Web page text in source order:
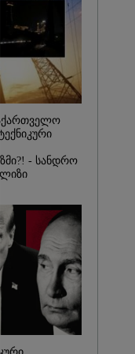
- სანდრო